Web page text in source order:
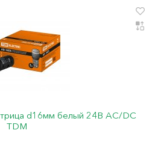
d16мм белый 24В AC/DC
TDM